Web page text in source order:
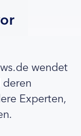
wendet
Experten,